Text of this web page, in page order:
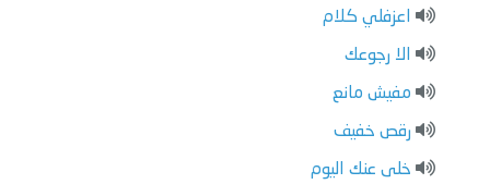
اعزفلي كلام
الا رجوعك
مفيش مانع
رقص خفيف
خلى عنك اليوم